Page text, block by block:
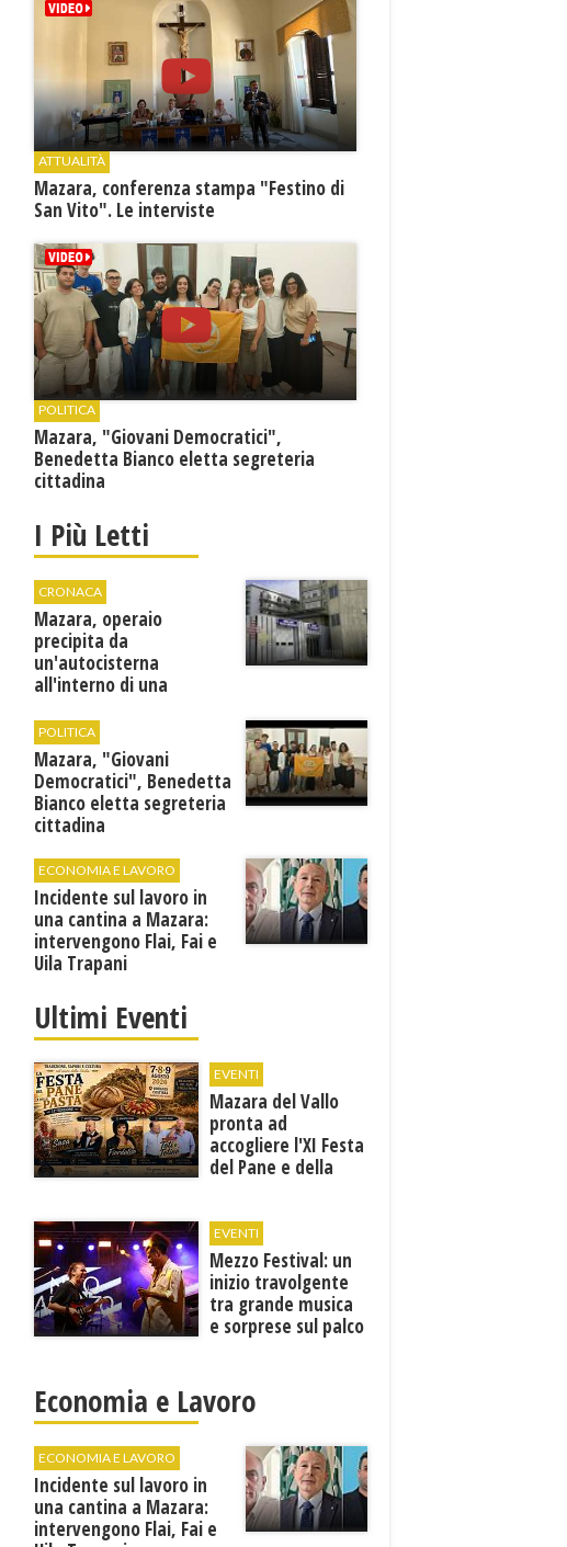
ATTUALITÀ
Mazara, conferenza stampa "Festino di
San Vito". Le interviste
POLITICA
Mazara, "Giovani Democratici",
Benedetta Bianco eletta segreteria
cittadina
I Più Letti
CRONACA
Mazara, operaio
precipita da
un'autocisterna
all'interno di una
condizioni al "Villa Sofia"
POLITICA
Mazara, "Giovani
Democratici", Benedetta
Bianco eletta segreteria
cittadina
ECONOMIA E LAVORO
Incidente sul lavoro in
una cantina a Mazara:
intervengono Flai, Fai e
Uila Trapani
Ultimi Eventi
EVENTI
Mazara del Vallo
pronta ad
accogliere l'XI Festa
del Pane e della
EVENTI
Mezzo Festival: un
inizio travolgente
tra grande musica
e sorprese sul palco
Economia e Lavoro
ECONOMIA E LAVORO
Incidente sul lavoro in
una cantina a Mazara:
intervengono Flai, Fai e